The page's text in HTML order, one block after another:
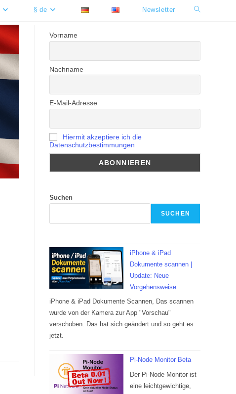
§ de Newsletter Website-
Vorname
Nachname
E-Mail-Adresse
Hiermit akzeptiere ich die
Datenschutzbestimmungen
Suchen
SUCHEN
iPhone & iPad
Dokumente scannen |
Update: Neue
Vorgehensweise
iPhone & iPad Dokumente Scannen, Das scannen
wurde von der Kamera zur App "Vorschau"
verschoben. Das hat sich geändert und so geht es
jetzt.
Pi-Node Monitor Beta
Der Pi-Node Monitor ist
eine leichtgewichtige,